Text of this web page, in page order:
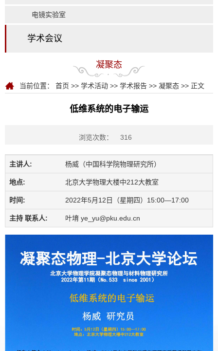
电镜实验室
学术会议
凝聚态
当前位置： 首页 >> 学术活动 >> 学术报告 >> 凝聚态 >> 正文
低维系统的电子输运
浏览次数： 316
主讲人: 杨威（中国科学院物理研究所）
地点: 北京大学物理大楼中212大教室
时间: 2022年5月12日（星期四）15:00—17:00
主持 联系人: 叶堉 ye_yu@pku.edu.cn